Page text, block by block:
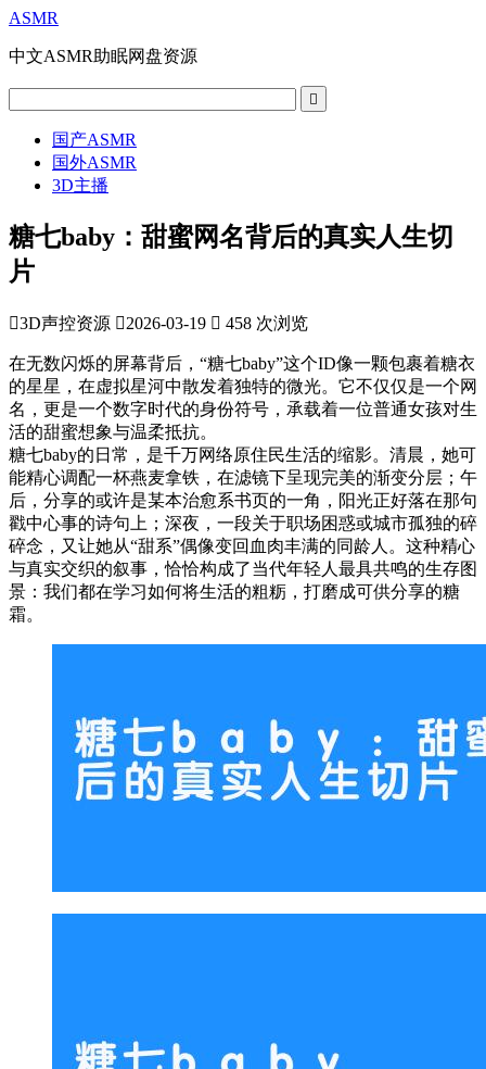
ASMR
中文ASMR助眠网盘资源

国产ASMR
国外ASMR
3D主播
糖七baby：甜蜜网名背后的真实人生切
片
3D声控资源 2026-03-19  458 次浏览
在无数闪烁的屏幕背后，“糖七baby”这个ID像一颗包裹着糖衣
的星星，在虚拟星河中散发着独特的微光。它不仅仅是一个网
名，更是一个数字时代的身份符号，承载着一位普通女孩对生
活的甜蜜想象与温柔抵抗。
糖七baby的日常，是千万网络原住民生活的缩影。清晨，她可
能精心调配一杯燕麦拿铁，在滤镜下呈现完美的渐变分层；午
后，分享的或许是某本治愈系书页的一角，阳光正好落在那句
戳中心事的诗句上；深夜，一段关于职场困惑或城市孤独的碎
碎念，又让她从“甜系”偶像变回血肉丰满的同龄人。这种精心
与真实交织的叙事，恰恰构成了当代年轻人最具共鸣的生存图
景：我们都在学习如何将生活的粗粝，打磨成可供分享的糖
霜。